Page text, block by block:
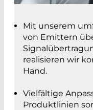
Mit unserem
von Emittern
realisieren wir
Hand.
Vielfältige
Produktlinien